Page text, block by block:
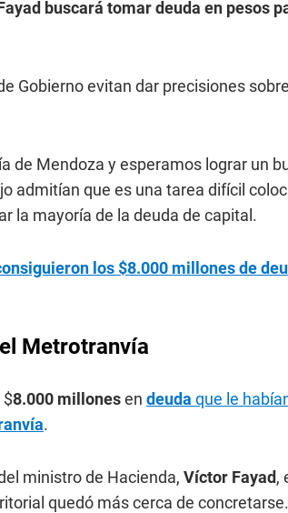
buscará tomar deuda en pesos
Gobierno evitan dar precisiones
de Mendoza y esperamos lograr un
admitían que es una tarea difícil
la mayoría de la deuda de capital.
los $8.000 millones de
Metrotranvía
$8.000 millonesen deuda que le
.
ministro de Hacienda, Víctor Fayad,
quedó más cerca de